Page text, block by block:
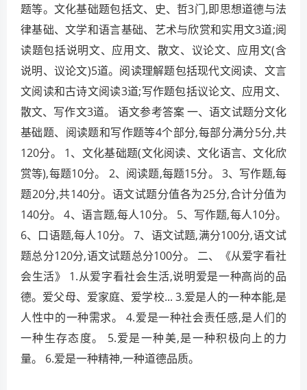
题等。文化基础题包括文、史、哲3门,即思想道德与法
律基础、文学和语言基础、艺术与欣赏和实用文3道;阅
读题包括说明文、应用文、散文、议论文、应用文(含
说明、议论文)5道。阅读理解题包括现代文阅读、文言
文阅读和古诗文阅读3道;写作题包括议论文、应用文、
散文、写作文3道。 语文参考答案 一、语文试题分文化
基础题、阅读题和写作题等4个部分,每部分满分5分,共
120分。 1、文化基础题(文化阅读、文化语言、文化欣
赏等),每题10分。 2、阅读题,每题15分。 3、写作题,每
题20分,共140分。语文试题分值各为25分,合计分值为
140分。 4、语言题,每人10分。 5、写作题,每人10分。
6、口语题,每人10分。 7、语文试题,满分100分,语文试
题总分120分,语文试题总分100分。 二、《从爱字看社
会生活》 1.从爱字看社会生活,说明爱是一种高尚的品
德。爱父母、爱家庭、爱学校... 3.爱是人的一种本能,是
人性中的一种需求。 4.爱是一种社会责任感,是人们的
一种生存态度。 5.爱是一种美,是一种积极向上的力
量。 6.爱是一种精神,一种道德品质。